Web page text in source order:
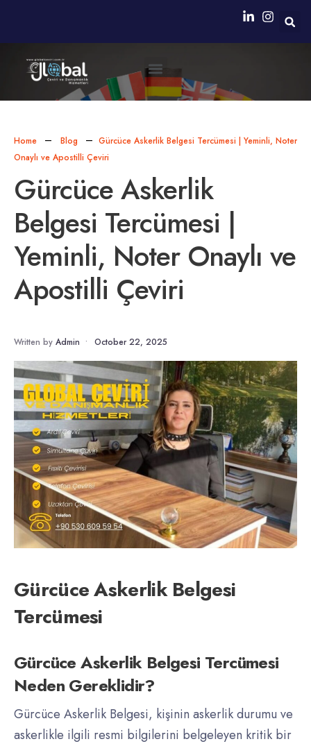
Home Blog
Gürcüce Askerlik Belgesi Tercümesi | Yeminli, Noter
Onaylı ve Apostilli Çeviri
Gürcüce Askerlik
Belgesi Tercümesi |
Yeminli, Noter Onaylı ve
Apostilli Çeviri
Written by Admin • October 22, 2025
Gürcüce Askerlik Belgesi
Tercümesi
Gürcüce Askerlik Belgesi Tercümesi
Neden Gereklidir?
Gürcüce Askerlik Belgesi, kişinin askerlik durumu ve
askerlikle ilgili resmi bilgilerini belgeleyen kritik bir